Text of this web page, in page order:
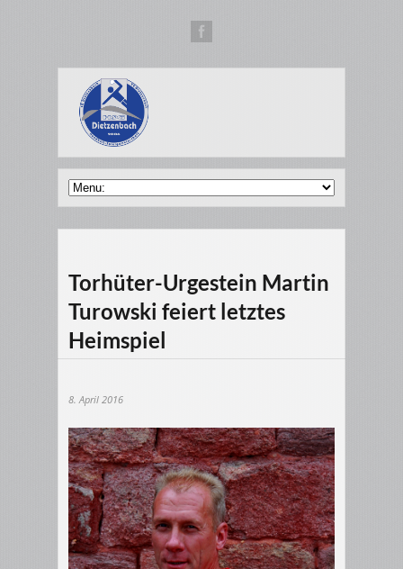
Torhüter-Urgestein Martin
Turowski feiert letztes
Heimspiel
8. April 2016